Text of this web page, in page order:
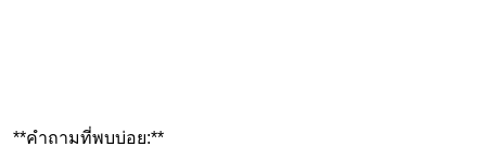
**คำถามที่พบบ่อย:**